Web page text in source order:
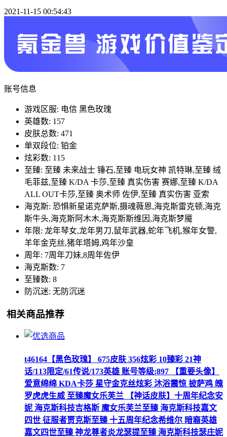
2021-11-15 00:54:43
账号信息
游戏区服: 电信 黑色玫瑰
英雄数: 157
皮肤总数: 471
单双段位: 铂金
炫彩数: 115
至臻: 至臻 未来战士 锤石,至臻 电玩女神 凯特琳,至臻 绒
毛菲兹,至臻 K/DA 卡莎,至臻 真实伤害 赛娜,至臻 K/DA
ALL OUT卡莎,至臻 奥术师 佐伊,至臻 真实伤害 亚索
海克斯: 恐惧新星诺克萨斯,摄魂薇恩,海克斯雷克顿,海克
斯牛头,海克斯阿木木,海克斯斯维因,海克斯梦魇
年限: 龙年琴女,龙年男刀,鼠年武器,蛇年飞机,猴年女警,
羊年金克丝,猪年塔姆,鸡年沙皇
周年: 7周年刀妹,8周年佐伊
海克斯数: 7
至臻数: 8
防沉迷: 无防沉迷
相关商品推荐
t46164【黑色玫瑰】 675皮肤 356炫彩 10臻彩 21神
话/113限定/61传说/173英雄 账号等级:897 【重要头像】
爱意绵绵 KDA卡莎 星守金克丝炫彩 沐浴震惊 披萨鸡 魄
罗虎虎生威 至臻魔女乐芙兰 【神话皮肤】十周年纪念安
妮 海克斯科技吉格斯 魔女乐芙兰至臻 海克斯科技嘉文
四世 征服者贾克斯至臻 十五周年纪念希维尔 暗裔英雄
嘉文四世至臻 神龙尊者炎龙瑟提至臻 海克斯科技瑟庄妮